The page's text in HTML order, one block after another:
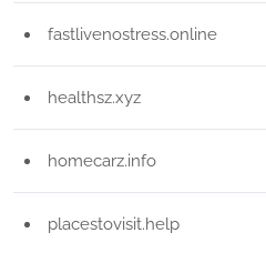
fastlivenostress.online
healthsz.xyz
homecarz.info
placestovisit.help